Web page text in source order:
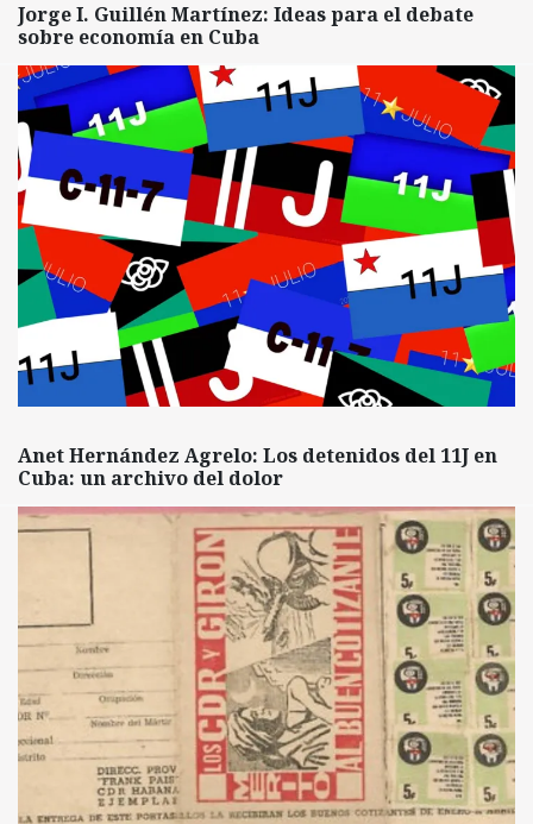
Jorge I. Guillén Martínez: Ideas para el debate
sobre economía en Cuba
Anet Hernández Agrelo: Los detenidos del 11J en
Cuba: un archivo del dolor